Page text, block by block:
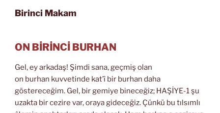
Birinci Makam
ON BİRİNCİ BURHAN
Gel, ey arkadaş! Şimdi sana, geçmiş olan
on burhan kuvvetinde kat’î bir burhan daha
göstereceğim. Gel, bir gemiye bineceğiz; HAŞİYE-1 şu
uzakta bir cezire var, oraya gideceğiz. Çünkü bu tılsımlı